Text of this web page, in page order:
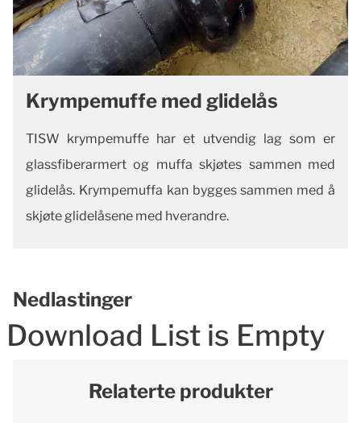
Krympemuffe med glidelås
TISW krympemuffe har et utvendig lag som er
glassfiberarmert og muffa skjøtes sammen med
glidelås. Krympemuffa kan bygges sammen med å
skjøte glidelåsene med hverandre.
Nedlastinger
Download List is Empty
Relaterte produkter